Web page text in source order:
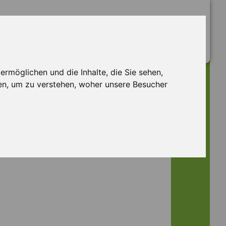
und die Inhalte, die Sie sehen,
um zu verstehen, woher unsere Besucher